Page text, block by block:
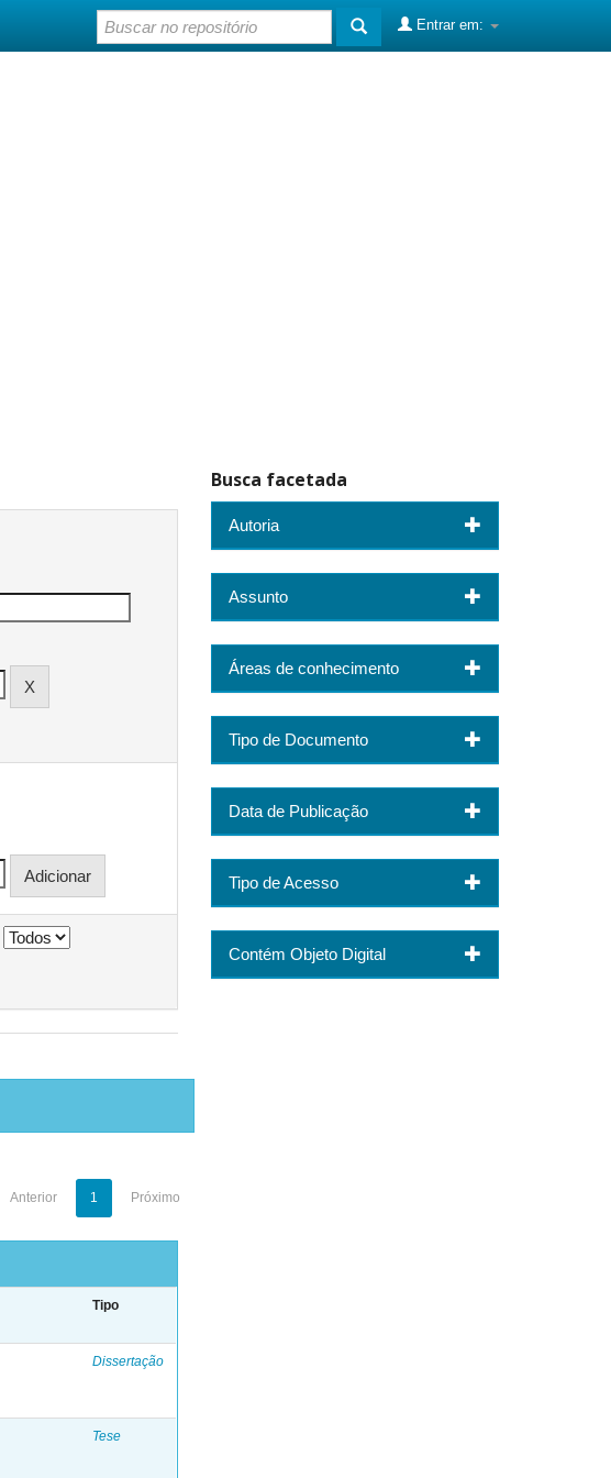
Entrar em:
Anterior 1 Próximo
Tipo
Dissertação
Tese
Busca facetada
Autoria
Assunto
Áreas de conhecimento
Tipo de Documento
Data de Publicação
Tipo de Acesso
Contém Objeto Digital